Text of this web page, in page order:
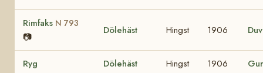
Rimfaks N 793
📷
Dölehäst Hingst 1906
Ryg Dölehäst Hingst 1906